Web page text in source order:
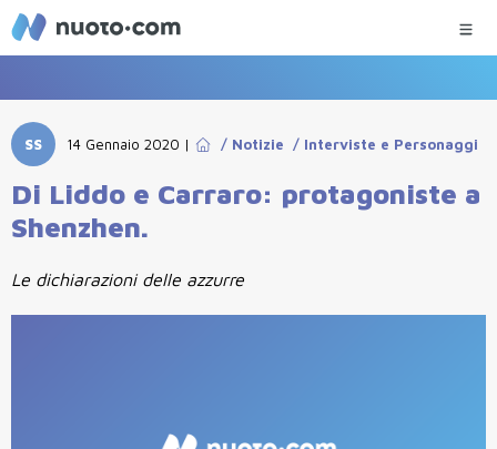
SS 14 Gennaio 2020 | / Notizie / Interviste e Personaggi
Di Liddo e Carraro: protagoniste a
Shenzhen.
Le dichiarazioni delle azzurre